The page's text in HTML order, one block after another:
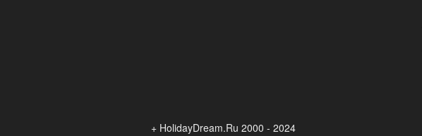
+ HolidayDream.Ru 2000 - 2024